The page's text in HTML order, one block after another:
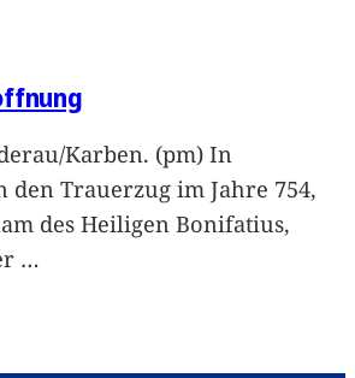
Karben. (pm) In
Trauerzug im Jahre 754,
des Heiligen Bonifatius,
…